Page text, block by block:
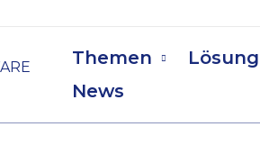
Themen
News